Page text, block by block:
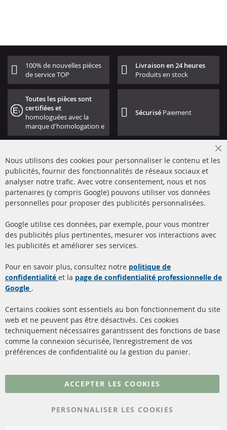
100% de nouvelles pièces
de service TOP
Livraison en 24 heures
Produits en stock
Toutes les pièces sont
certifiées et
homologuées avec la
marque d'homologation e
Sécurisé Paiement
+49 (0) 4533 799000
info@contra-automotive.de
facebook
instagram
Filtres à particules diesel
(FPD)
Catalyseur (CAT)
Capteurs
Matériel de montage
à propos de nous
livraison
Contact
Résilier le contrat
Plus de liens
Conditions générales
Nous utilisons des cookies pour personnaliser le contenu et les
publicités, fournir des fonctionnalités de réseaux sociaux et
analyser notre trafic. Avec votre consentement, nous et nos
partenaires (y compris Google) pouvons utiliser vos données
personnelles pour proposer des publicités personnalisées.
Google utilise ces données, par exemple, pour vous montrer
des publicités plus pertinentes, mesurer vos interactions avec
les publicités et améliorer ses services.
Pour en savoir plus, consultez notre politique de
confidentialité et la page de confidentialité professionnelle de
Google .
Certains cookies sont essentiels au bon fonctionnement du site
web et ne peuvent pas être désactivés. Ces cookies
techniquement nécessaires garantissent des fonctions de base
comme la connexion sécurisée, l'enregistrement de vos
préférences de confidentialité ou la gestion du panier.
ACCEPTER LES COOKIES
PERSONNALISER LES COOKIES